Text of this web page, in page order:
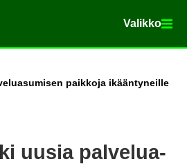
Va­lik­ko
Va­lik­ko
paik­ko­ja ikään­ty­neil­le
uusia pal­ve­lua­